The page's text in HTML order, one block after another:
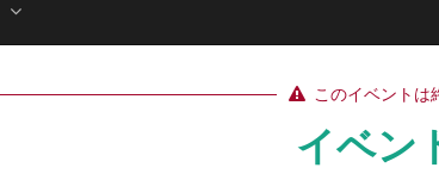
このイベントは
イベン